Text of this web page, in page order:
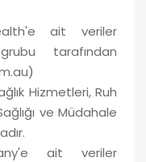
ait veriler
tarafından
Hizmetleri, Ruh
ve Müdahale
ait veriler